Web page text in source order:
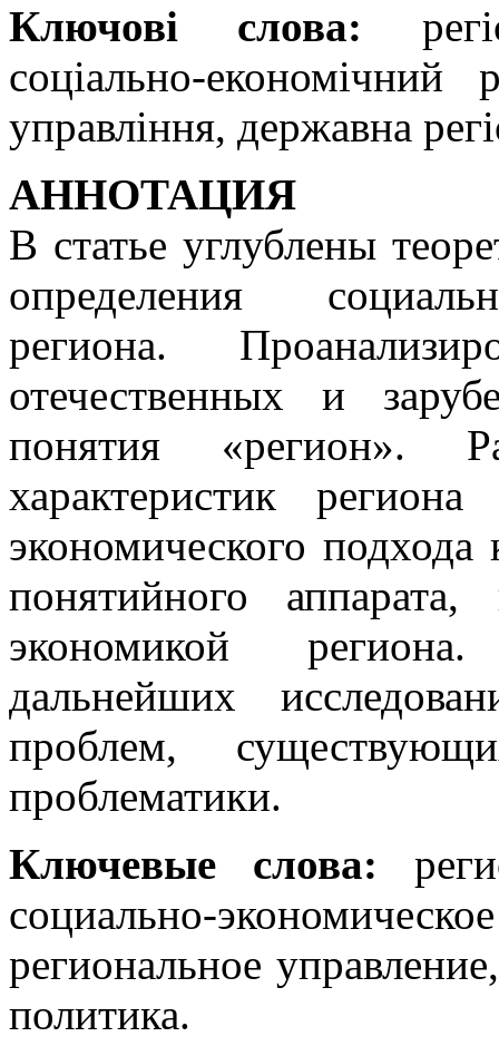
Ключові слова:
соціально-економічний
управління, державна
АННОТАЦИЯ
В статье углублены
определения
региона.
отечественных и
понятия «регион».
характеристик
экономического
понятийного
экономикой
дальнейших
проблем,
проблематики.
Ключевые слова:
социально-
региональное
политика.